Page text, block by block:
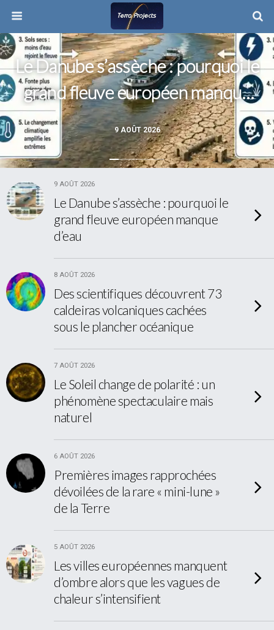
9 AOÛT 2026
Le Danube s’assèche : pourquoi le
grand fleuve européen manque
d’eau
9 AOÛT 2026
Le Danube s’assèche : pourquoi le
grand fleuve européen manque
d’eau
8 AOÛT 2026
Des scientifiques découvrent 73
caldeiras volcaniques cachées
sous le plancher océanique
7 AOÛT 2026
Le Soleil change de polarité : un
phénomène spectaculaire mais
naturel
6 AOÛT 2026
Premières images rapprochées
dévoilées de la rare « mini-lune »
de la Terre
5 AOÛT 2026
Les villes européennes manquent
d’ombre alors que les vagues de
chaleur s’intensifient